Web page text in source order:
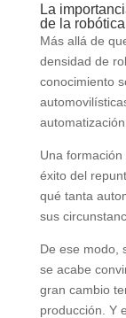
La
de la robótica
Más allá de
densidad de
conocimiento
Una
éxito del
qué tanta
sus
De ese modo,
se acabe
gran cambio
producción. Y